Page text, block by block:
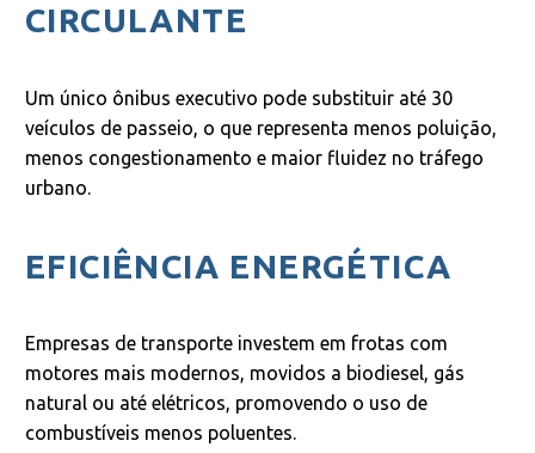
CIRCULANTE
Um único ônibus executivo pode substituir até 30
veículos de passeio, o que representa menos poluição,
menos congestionamento e maior fluidez no tráfego
urbano.
EFICIÊNCIA ENERGÉTICA
Empresas de transporte investem em frotas com
motores mais modernos, movidos a biodiesel, gás
natural ou até elétricos, promovendo o uso de
combustíveis menos poluentes.